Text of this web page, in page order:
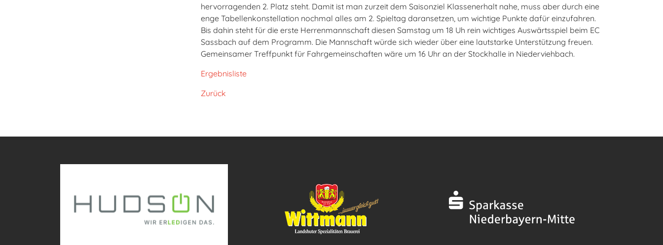
hervorragenden 2. Platz steht. Damit ist man zurzeit dem Saisonziel Klassenerhalt nahe, muss aber durch eine
enge Tabellenkonstellation nochmal alles am 2. Spieltag daransetzen, um wichtige Punkte dafür einzufahren.
Bis dahin steht für die erste Herrenmannschaft diesen Samstag um 18 Uh rein wichtiges Auswärtsspiel beim EC
Sassbach auf dem Programm. Die Mannschaft würde sich wieder über eine lautstarke Unterstützung freuen.
Gemeinsamer Treffpunkt für Fahrgemeinschaften wäre um 16 Uhr an der Stockhalle in Niederviehbach.
Ergebnisliste
Zurück